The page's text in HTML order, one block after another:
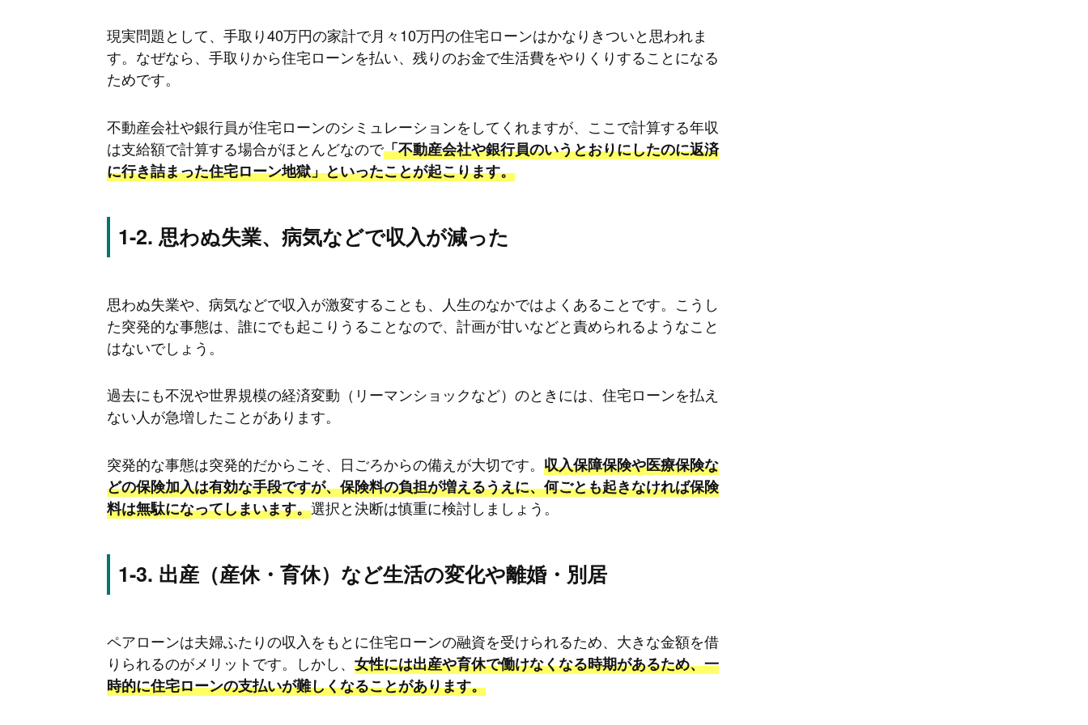
現実問題として、手取り40万円の家計で月々10万円の住宅ローンはかなりきついと思われま
す。なぜなら、手取りから住宅ローンを払い、残りのお金で生活費をやりくりすることになる
ためです。
不動産会社や銀行員が住宅ローンのシミュレーションをしてくれますが、ここで計算する年収
は支給額で計算する場合がほとんどなので「不動産会社や銀行員のいうとおりにしたのに返済
に行き詰まった住宅ローン地獄」といったことが起こります。
思わぬ失業、病気などで収入が減った
思わぬ失業や、病気などで収入が激変することも、人生のなかではよくあることです。こうし
た突発的な事態は、誰にでも起こりうることなので、計画が甘いなどと責められるようなこと
はないでしょう。
過去にも不況や世界規模の経済変動（リーマンショックなど）のときには、住宅ローンを払え
ない人が急増したことがあります。
突発的な事態は突発的だからこそ、日ごろからの備えが大切です。 収入保障保険や医療保険な
どの保険加入は有効な手段ですが、保険料の負担が増えるうえに、何ごとも起きなければ保険
料は無駄になってしまいます。選択と決断は慎重に検討しましょう。
出産（産休・育休）など生活の変化や離婚・別居
ペアローンは夫婦ふたりの収入をもとに住宅ローンの融資を受けられるため、大きな金額を借
りられるのがメリットです。しかし、 女性には出産や育休で働けなくなる時期があるため、一
時的に住宅ローンの支払いが難しくなることがあります。